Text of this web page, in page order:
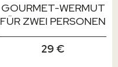
GOURMET-WERMUT
FÜR ZWEI PERSONEN
29 €